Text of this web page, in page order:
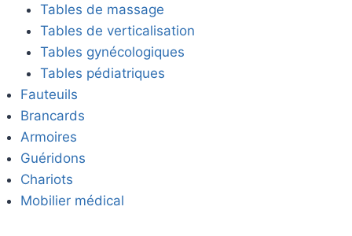
Tables de massage
Tables de verticalisation
Tables gynécologiques
Tables pédiatriques
Fauteuils
Brancards
Armoires
Guéridons
Chariots
Mobilier médical